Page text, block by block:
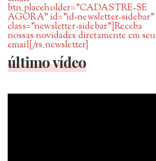
btn_placeholder=”CADASTRE-SE
AGORA” id=”id-newsletter-sidebar”
class=”newsletter-sidebar”]Receba
nossas novidades diretamente em seu
email[/rs_newsletter]
último vídeo
Tocador